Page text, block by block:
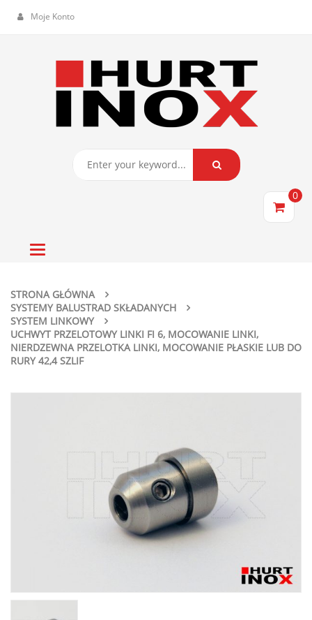
Moje Konto
0
Toggle
STRONA GŁÓWNA
SYSTEMY BALUSTRAD SKŁADANYCH
SYSTEM LINKOWY
UCHWYT PRZELOTOWY LINKI FI 6, MOCOWANIE LINKI,
NIERDZEWNA PRZELOTKA LINKI, MOCOWANIE PŁASKIE LUB DO
RURY 42,4 SZLIF